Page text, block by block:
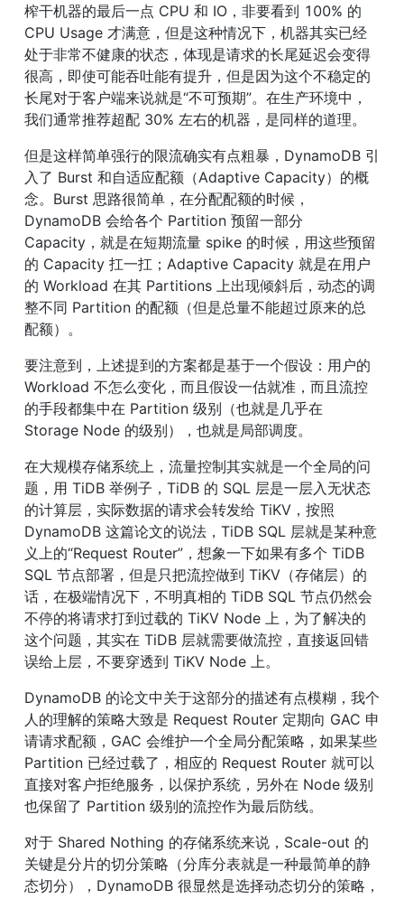
榨干机器的最后一点 CPU 和 IO，非要看到 100% 的
CPU Usage 才满意，但是这种情况下，机器其实已经
处于非常不健康的状态，体现是请求的长尾延迟会变得
很高，即使可能吞吐能有提升，但是因为这个不稳定的
长尾对于客户端来说就是“不可预期”。在生产环境中，
我们通常推荐超配 30% 左右的机器，是同样的道理。
但是这样简单强行的限流确实有点粗暴，DynamoDB 引
入了 Burst 和自适应配额（Adaptive Capacity）的概
念。Burst 思路很简单，在分配配额的时候，
DynamoDB 会给各个 Partition 预留一部分
Capacity，就是在短期流量 spike 的时候，用这些预留
的 Capacity 扛一扛；Adaptive Capacity 就是在用户
的 Workload 在其 Partitions 上出现倾斜后，动态的调
整不同 Partition 的配额（但是总量不能超过原来的总
配额）。
要注意到，上述提到的方案都是基于一个假设：用户的
Workload 不怎么变化，而且假设一估就准，而且流控
的手段都集中在 Partition 级别（也就是几乎在
Storage Node 的级别），也就是局部调度。
在大规模存储系统上，流量控制其实就是一个全局的问
题，用 TiDB 举例子，TiDB 的 SQL 层是一层入无状态
的计算层，实际数据的请求会转发给 TiKV，按照
DynamoDB 这篇论文的说法，TiDB SQL 层就是某种意
义上的“Request Router”，想象一下如果有多个 TiDB
SQL 节点部署，但是只把流控做到 TiKV（存储层）的
话，在极端情况下，不明真相的 TiDB SQL 节点仍然会
不停的将请求打到过载的 TiKV Node 上，为了解决的
这个问题，其实在 TiDB 层就需要做流控，直接返回错
误给上层，不要穿透到 TiKV Node 上。
DynamoDB 的论文中关于这部分的描述有点模糊，我个
人的理解的策略大致是 Request Router 定期向 GAC 申
请请求配额，GAC 会维护一个全局分配策略，如果某些
Partition 已经过载了，相应的 Request Router 就可以
直接对客户拒绝服务，以保护系统，另外在 Node 级别
也保留了 Partition 级别的流控作为最后防线。
对于 Shared Nothing 的存储系统来说，Scale-out 的
关键是分片的切分策略（分库分表就是一种最简单的静
态切分），DynamoDB 很显然是选择动态切分的策略，